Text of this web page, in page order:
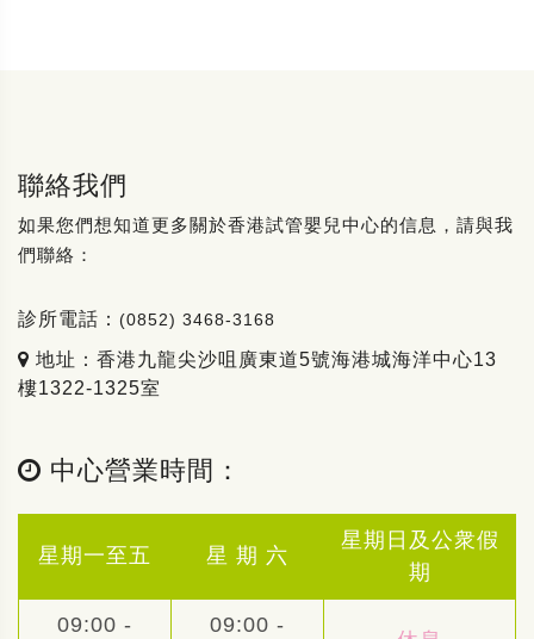
聯絡我們
如果您們想知道更多關於香港試管嬰兒中心的信息，請與我
們聯絡：
診所電話： (0852) 3468-3168
地址：香港九龍尖沙咀廣東道5號海港城海洋中心13
樓1322-1325室
中心營業時間：
星期一至五 星 期 六
星期日及公衆假
期
09:00 - 09:00 -